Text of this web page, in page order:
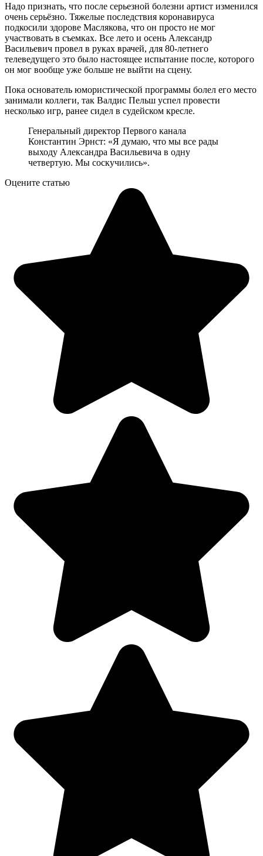
Надо признать, что после серьезной болезни артист изменился
очень серьёзно. Тяжелые последствия коронавируса
подкосили здорове Маслякова, что он просто не мог
участвовать в съемках. Все лето и осень Александр
Васильевич провел в руках врачей, для 80-летнего
телеведущего это было настоящее испытание после, которого
он мог вообще уже больше не выйти на сцену.
Пока основатель юмористической программы болел его место
занимали коллеги, так Валдис Пельш успел провести
несколько игр, ранее сидел в судейском кресле.
Генеральный директор Первого канала
Константин Эрнст: «Я думаю, что мы все рады
выходу Александра Васильевича в одну
четвертую. Мы соскучились».
Оцените статью